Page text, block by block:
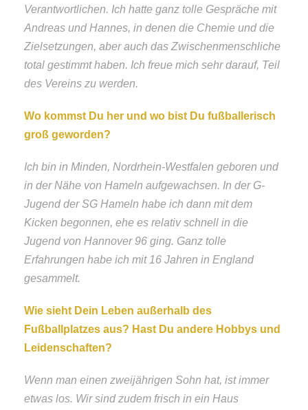
Verantwortlichen. Ich hatte ganz tolle Gespräche mit
Andreas und Hannes, in denen die Chemie und die
Zielsetzungen, aber auch das Zwischenmenschliche
total gestimmt haben. Ich freue mich sehr darauf, Teil
des Vereins zu werden.
Wo kommst Du her und wo bist Du fußballerisch
groß geworden?
Ich bin in Minden, Nordrhein-Westfalen geboren und
in der Nähe von Hameln aufgewachsen. In der G-
Jugend der SG Hameln habe ich dann mit dem
Kicken begonnen, ehe es relativ schnell in die
Jugend von Hannover 96 ging. Ganz tolle
Erfahrungen habe ich mit 16 Jahren in England
gesammelt.
Wie sieht Dein Leben außerhalb des
Fußballplatzes aus? Hast Du andere Hobbys und
Leidenschaften?
Wenn man einen zweijährigen Sohn hat, ist immer
etwas los. Wir sind zudem frisch in ein Haus